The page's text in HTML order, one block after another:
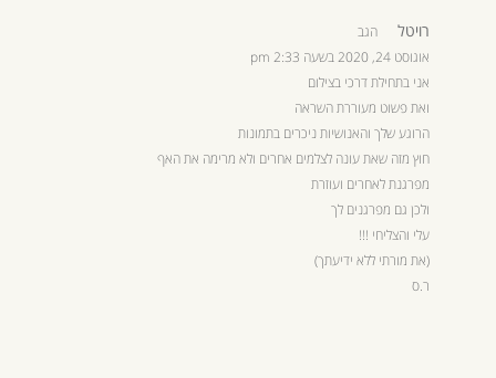
רויטל
הגב
אוגוסט 24, 2020 בשעה 2:33 pm
אני בתחילת דרכי בצילום
ואת פשוט מעוררת השראה
הרוגע שלך והאנושיות ניכרים בתמונות
חוץ מזה שאת עונה לצלמים אחרים ולא מרימה את האף
מפרגנת לאחרים ועוזרת
ולכן גם מפרגנים לך
עלי והצליחי !!!
(את מורתי ללא ידיעתך)
ר.ס